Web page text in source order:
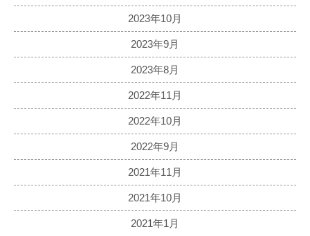
2023年10月
2023年9月
2023年8月
2022年11月
2022年10月
2022年9月
2021年11月
2021年10月
2021年1月